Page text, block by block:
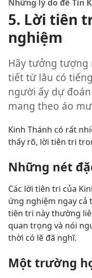
Những lý do để Tin
5. Lời tiên
nghiệm
Hãy tưởng tượng
tiết từ lâu có
người ấy dự
mang theo áo
Kinh Thánh có rất
thấy rõ, lời tiên tri
Những nét
Các lời tiên tri của
ứng nghiệm ngay cả
tiên tri này thường
quan trọng và nói
thời có lẽ đã nghĩ.
Một trường